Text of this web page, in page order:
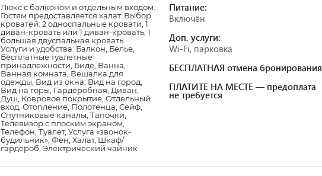
Люкс с балконом и отдельным входом.
Гостям предоставляется халат. Выбор
кроватей: 2 односпальные кровати 1
диван-кровать или 1 диван-кровать, 1
большая двуспальная кровать
Услуги и удобства: Балкон, Белье,
Бесплатные туалетные
принадлежности, Биде, Ванна,
Ванная комната, Вешалка для
одежды, Вид из окна, Вид на город,
Вид на горы, Гардеробная, Диван,
Душ, Ковровое покрытие, Отдельный
вход, Отопление, Полотенца, Сейф,
Спутниковые каналы, Тапочки,
Телевизор с плоским экраном,
Телефон, Туалет, Услуга «звонок-
будильник», Фен, Халат, Шкаф/
гардероб, Электрический чайник
Питание:
Включён
Доп. услуги:
Wi-Fi, парковка
БЕСПЛАТНАЯ отмена бронирования
ПЛАТИТЕ НА МЕСТЕ — предоплата
не требуется